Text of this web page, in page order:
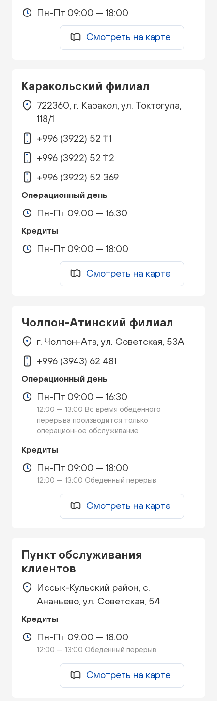
Пн-Пт 09:00 — 18:00
Смотреть на карте
Каракольский филиал
722360, г. Каракол, ул. Токтогула,
118/1
+996 (3922) 52 111
+996 (3922) 52 112
+996 (3922) 52 369
Операционный день
Пн-Пт 09:00 — 16:30
Кредиты
Пн-Пт 09:00 — 18:00
Смотреть на карте
Чолпон-Атинский филиал
г. Чолпон-Ата, ул. Советская, 53A
+996 (3943) 62 481
Операционный день
Пн-Пт 09:00 — 16:30
12:00 — 13:00 Во время обеденного
перерыва производится только
операционное обслуживание
Кредиты
Пн-Пт 09:00 — 18:00
12:00 — 13:00 Обеденный перерыв
Смотреть на карте
Пункт обслуживания
клиентов
Иссык-Кульский район, с.
Ананьево, ул. Советская, 54
Кредиты
Пн-Пт 09:00 — 18:00
12:00 — 13:00 Обеденный перерыв
Смотреть на карте